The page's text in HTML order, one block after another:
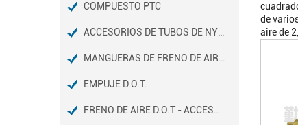
COMPUESTO PTC
EMPUJE D.O.T.
de
aire de